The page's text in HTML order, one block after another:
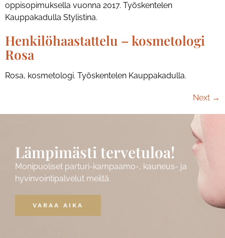
oppisopimuksella vuonna 2017. Työskentelen
Kauppakadulla Stylistina.
Henkilöhaastattelu – kosmetologi
Rosa
Rosa, kosmetologi. Työskentelen Kauppakadulla.
Next →
Lämpimästi tervetuloa!
Monipuoliset parturi-kampaamo-, kauneus- ja
hyvinvointipalvelut meiltä.
VARAA AIKA